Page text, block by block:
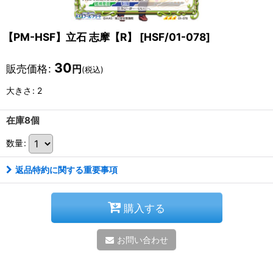
【PM-HSF】立石 志摩【R】 [HSF/01-078]
販売価格: 30 円 (税込)
大きさ : 2
在庫8個
数量:
返品特約に関する重要事項
購入する
お問い合わせ